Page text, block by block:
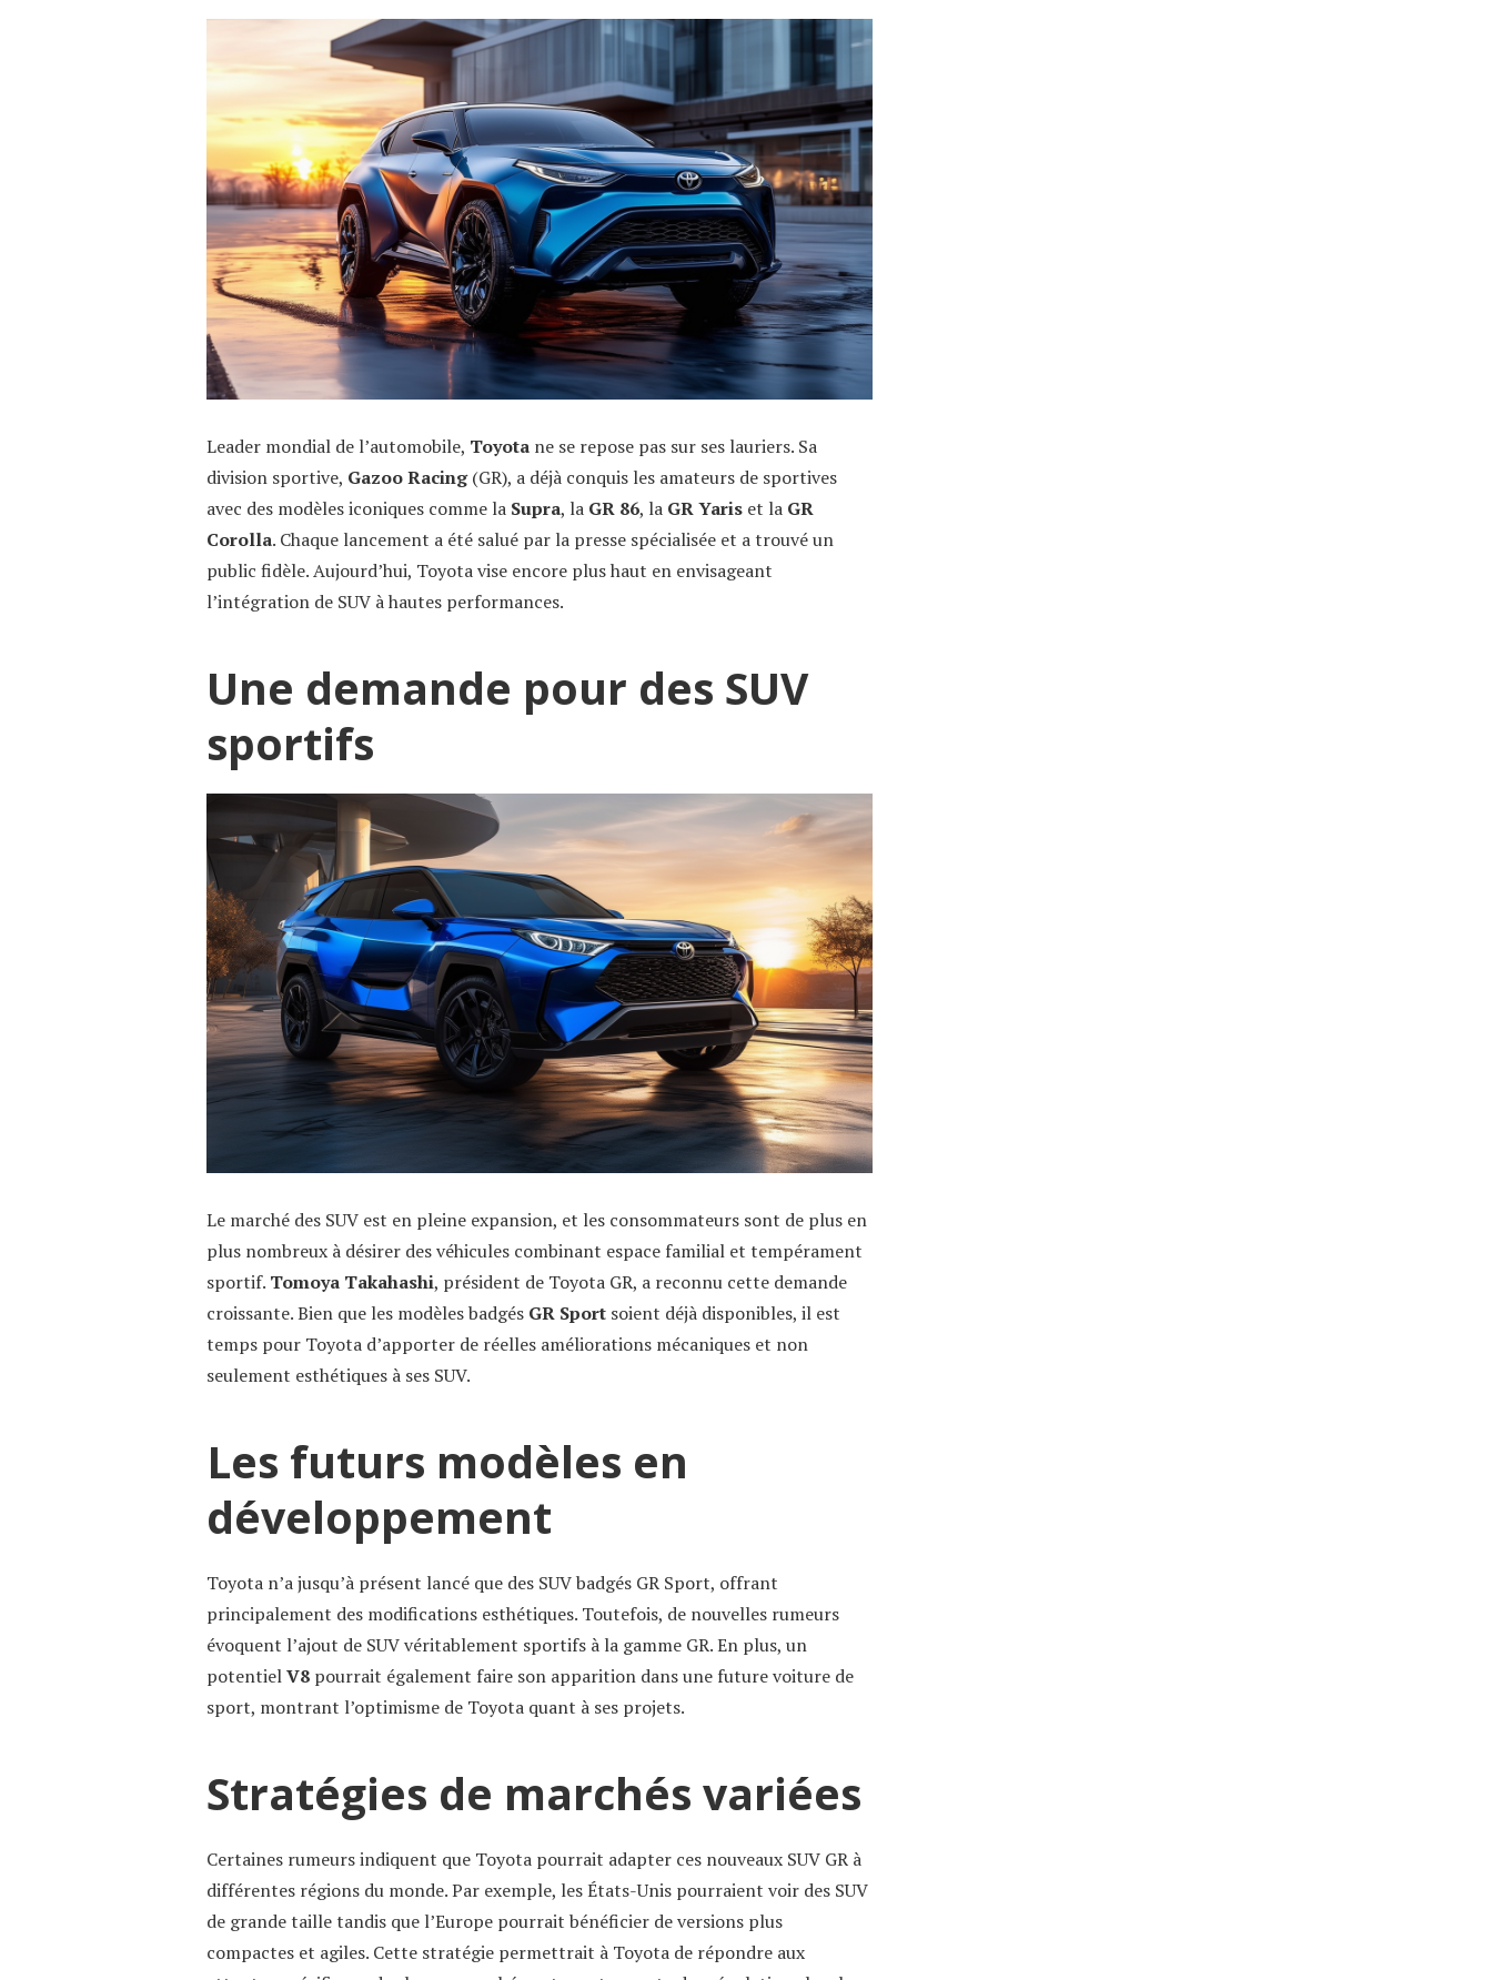
Leader mondial de l’automobile, Toyota ne se repose pas sur ses lauriers. Sa
division sportive, Gazoo Racing(GR), a déjà conquis les amateurs de sportives
avec des modèles iconiques comme la Supra, la GR 86, la GR Yaris et la GR
Corolla. Chaque lancement a été salué par la presse spécialisée et a trouvé un
public fidèle. Aujourd’hui, Toyota vise encore plus haut en envisageant
l’intégration de SUV à hautes performances.
Une demande pour des SUV
sportifs
Le marché des SUV est en pleine expansion, et les consommateurs sont de plus en
plus nombreux à désirer des véhicules combinant espace familial et tempérament
sportif. Tomoya Takahashi, président de Toyota GR, a reconnu cette demande
croissante. Bien que les modèles badgés GR Sport soient déjà disponibles, il est
temps pour Toyota d’apporter de réelles améliorations mécaniques et non
seulement esthétiques à ses SUV.
Les futurs modèles en
développement
Toyota n’a jusqu’à présent lancé que des SUV badgés GR Sport, offrant
principalement des modifications esthétiques. Toutefois, de nouvelles rumeurs
évoquent l’ajout de SUV véritablement sportifs à la gamme GR. En plus, un
potentielV8 pourrait également faire son apparition dans une future voiture de
sport, montrant l’optimisme de Toyota quant à ses projets.
Stratégies de marchés variées
Certaines rumeurs indiquent que Toyota pourrait adapter ces nouveaux SUV GR à
différentes régions du monde. Par exemple, les États-Unis pourraient voir des SUV
de grande taille tandis que l’Europe pourrait bénéficier de versions plus
compactes et agiles. Cette stratégie permettrait à Toyota de répondre aux